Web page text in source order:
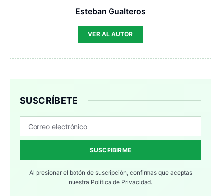
Esteban Gualteros
VER AL AUTOR
SUSCRÍBETE
SUSCRIBIRME
Al presionar el botón de suscripción, confirmas que aceptas
nuestra Política de Privacidad.